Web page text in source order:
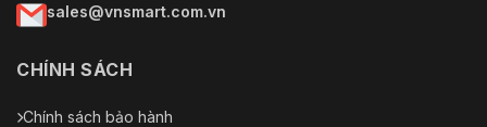
sales@vnsmart.com.vn
CHÍNH SÁCH
Chính sách bảo hành